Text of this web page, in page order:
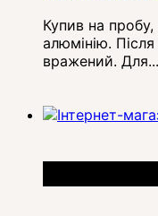
Купив на
алюмінію.
вражений. Для...